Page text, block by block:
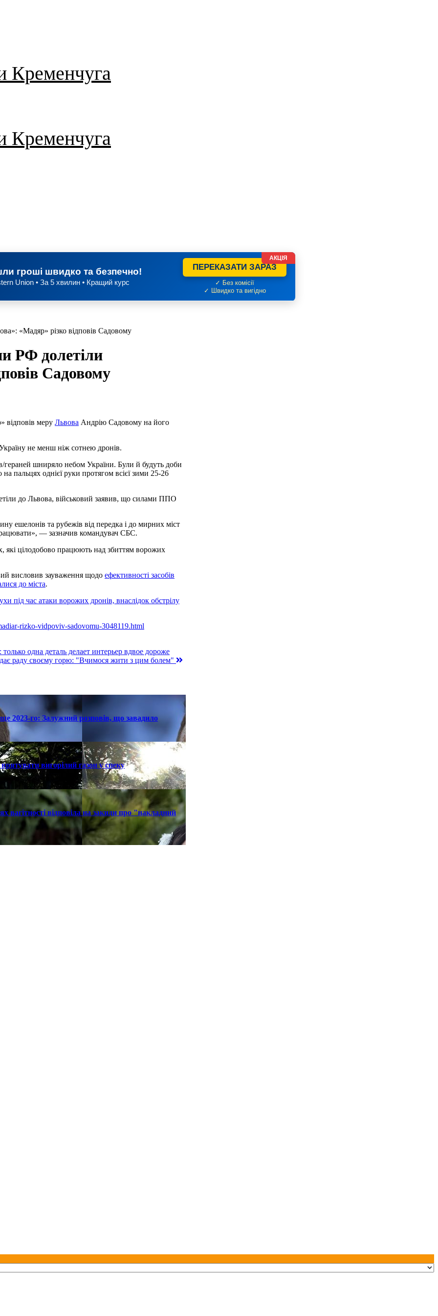
Кременчуга
Кременчуга
гроші швидко та безпечно!
Union • За 5 хвилин • Кращий курс
ПЕРЕКАЗАТИ ЗАРАЗ
✓ Без комісії
✓ Швидко та вигідно
АКЦІЯ
«Мадяр» різко відповів Садовому
РФ долетіли
Садовому
відповів меру Львова Андрію Садовому на його
не менш ніж сотнею дронів.
гераней шниряло небом України. Були й будуть доби
пальцях однієї руки протягом всієї зими 25-26
до Львова, військовий заявив, що силами ППО
ешелонів та рубежів від передка і до мирних міст
— зазначив командувач СБС.
які цілодобово працюють над збиттям ворожих
висловив зауваження щодо ефективності засобів
до міста.
під час атаки ворожих дронів, внаслідок обстрілу
rizko-vidpoviv-sadovomu-3048119.html
одна деталь делает интерьер вдвое дороже
дає раду своєму горю: "Вчимося жити з цим болем"
2023-го: Залужний розповів, що завадило
вигорілий газон у спеку
вагітності відповіла на закиди про "накладний